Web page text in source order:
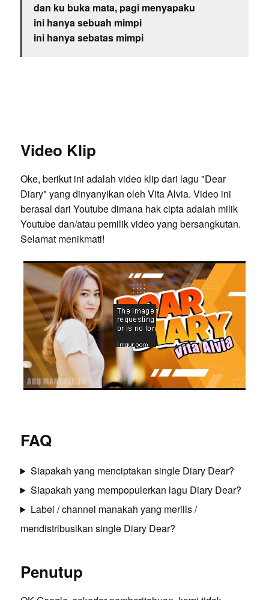
dan ku buka mata, pagi menyapaku
ini hanya sebuah mimpi
ini hanya sebatas mimpi
Video Klip
Oke, berikut ini adalah video klip dari lagu "Dear
Diary" yang dinyanyikan oleh Vita Alvia. Video ini
berasal dari Youtube dimana hak cipta adalah milik
Youtube dan/atau pemilik video yang bersangkutan.
Selamat menikmati!
FAQ
Siapakah yang menciptakan single Diary Dear?
Siapakah yang mempopulerkan lagu Diary Dear?
Label / channel manakah yang merilis /
mendistribusikan single Diary Dear?
Penutup